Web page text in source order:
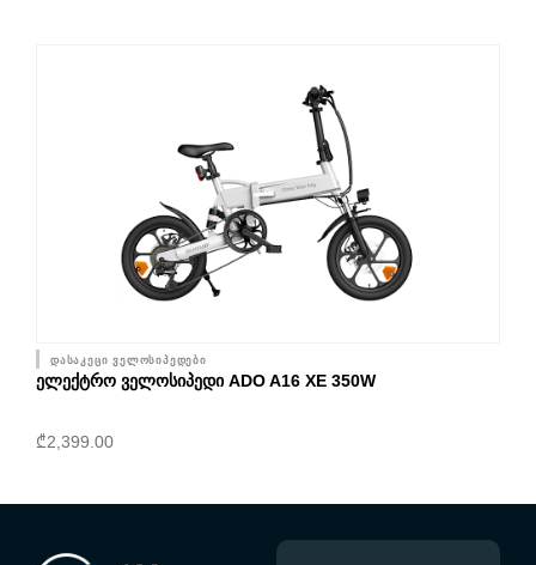
დასაკეცი ველოსიპედები
ᲔᲚᲔᲥᲢᲠᲝ ᲕᲔᲚᲝᲡᲘᲞᲔᲓᲘ ADO A16 XE 350W
₾2,399.00